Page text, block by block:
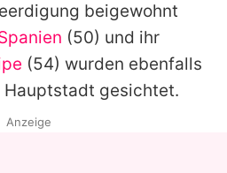
beigewohnt
(50) und ihr
(54) wurden ebenfalls
gesichtet.
Anzeige